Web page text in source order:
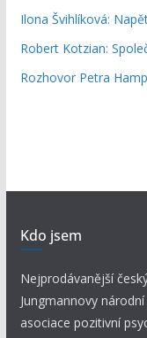
Ilona Švihlíková:
Robert Kotzian:
Rozhovor Petra
Kdo jsem
Nejprodávanější
Jungmannovy
asociace pozitivní